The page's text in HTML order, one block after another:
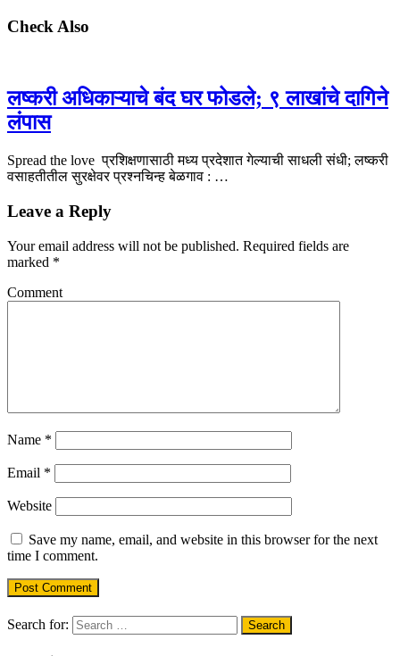
Check Also
लष्करी अधिकाऱ्याचे बंद घर फोडले; ९ लाखांचे दागिने
लंपास
Spread the love प्रशिक्षणासाठी मध्य प्रदेशात गेल्याची साधली संधी; लष्करी
वसाहतीतील सुरक्षेवर प्रश्नचिन्ह बेळगाव : …
Leave a Reply
Your email address will not be published. Required fields are
marked *
Comment
Name *
Email *
Website
Save my name, email, and website in this browser for the next
time I comment.
Search for: